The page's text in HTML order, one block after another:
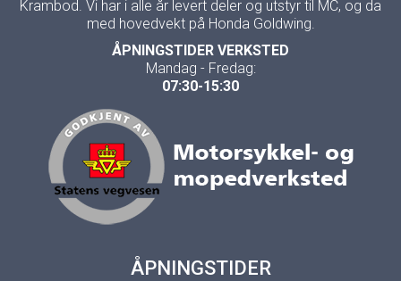
Krambod. Vi har i alle år levert deler og utstyr til MC, og da
med hovedvekt på Honda Goldwing.
ÅPNINGSTIDER VERKSTED
Mandag - Fredag:
07:30-15:30
ÅPNINGSTIDER